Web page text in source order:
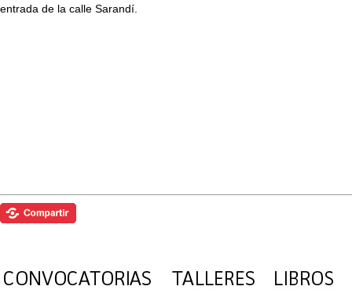
entrada de la calle Sarandí.